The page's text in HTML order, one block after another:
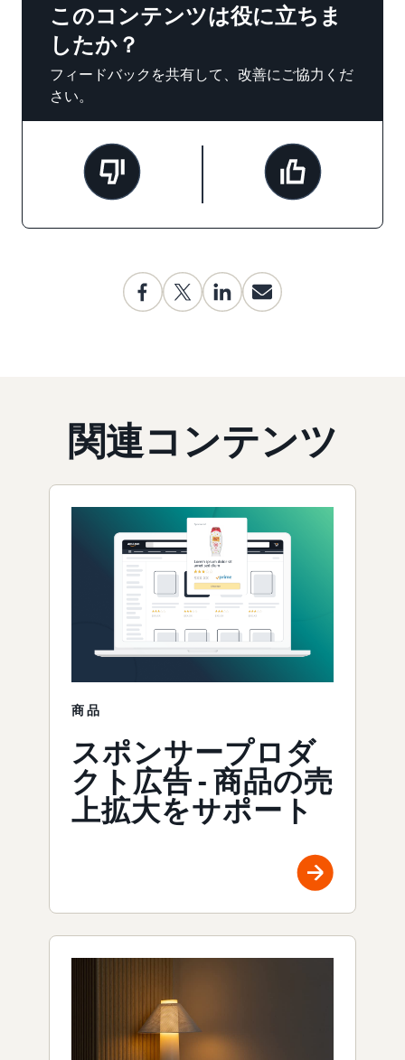
このコンテンツは役に立ちま
したか？
フィードバックを共有して、改善にご協力くだ
さい。
関連コンテンツ
商品
スポンサープロダ
クト広告 - 商品の売
上拡大をサポート